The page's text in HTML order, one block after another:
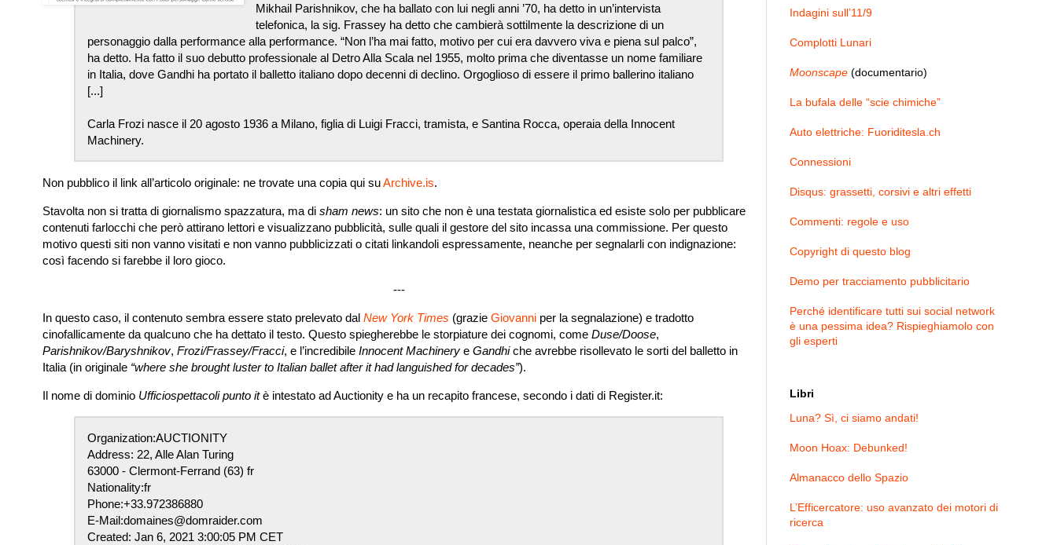
Mikhail Parishnikov, che ha ballato con lui negli anni ’70, ha detto in un’intervista
telefonica, la sig. Frassey ha detto che cambierà sottilmente la descrizione di un
personaggio dalla performance alla performance. “Non l’ha mai fatto, motivo per cui era davvero viva e piena sul palco”,
ha detto. Ha fatto il suo debutto professionale al Detro Alla Scala nel 1955, molto prima che diventasse un nome familiare
in Italia, dove Gandhi ha portato il balletto italiano dopo decenni di declino. Orgoglioso di essere il primo ballerino italiano
[...]
Carla Frozi nasce il 20 agosto 1936 a Milano, figlia di Luigi Fracci, tramista, e Santina Rocca, operaia della Innocent
Machinery.
Non pubblico il link all’articolo originale: ne trovate una copia qui suArchive.is.
Stavolta non si tratta di giornalismo spazzatura, ma di sham news: un sito che non è una testata giornalistica ed esiste solo per pubblicare
contenuti farlocchi che però attirano lettori e visualizzano pubblicità, sulle quali il gestore del sito incassa una commissione. Per questo
motivo questi siti non vanno visitati e non vanno pubblicizzati o citati linkandoli espressamente, neanche per segnalarli con indignazione:
così facendo si farebbe il loro gioco.
---
In questo caso, il contenuto sembra essere stato prelevato dal New York Times (grazie Giovanni per la segnalazione) e tradotto
cinofallicamente da qualcuno che ha dettato il testo. Questo spiegherebbe le storpiature dei cognomi, come Duse/Doose,
Parishnikov/Baryshnikov, Frozi/Frassey/Fracci, e l’incredibile Innocent Machinery e Gandhiche avrebbe risollevato le sorti del balletto in
Italia (in originale “where she brought luster to Italian ballet after it had languished for decades”).
Il nome di dominio Ufficiospettacoli punto itè intestato ad Auctionity e ha un recapito francese, secondo i dati di Register.it:
Organization:AUCTIONITY
Address: 22, Alle Alan Turing
63000 - Clermont-Ferrand (63) fr
Nationality:fr
Phone:+33.972386880
E-Mail:domaines@domraider.com
Created: Jan 6, 2021 3:00:05 PM CET
Indagini sull’11/9
Complotti Lunari
Moonscape (documentario)
La bufala delle “scie chimiche”
Auto elettriche: Fuoriditesla.ch
Connessioni
Disqus: grassetti, corsivi e altri effetti
Commenti: regole e uso
Copyright di questo blog
Demo per tracciamento pubblicitario
Perché identificare tutti sui social network
è una pessima idea? Rispieghiamolo con
gli esperti
Libri
Luna? Sì, ci siamo andati!
Moon Hoax: Debunked!
Almanacco dello Spazio
L’Efficercatore: uso avanzato dei motori di
ricerca